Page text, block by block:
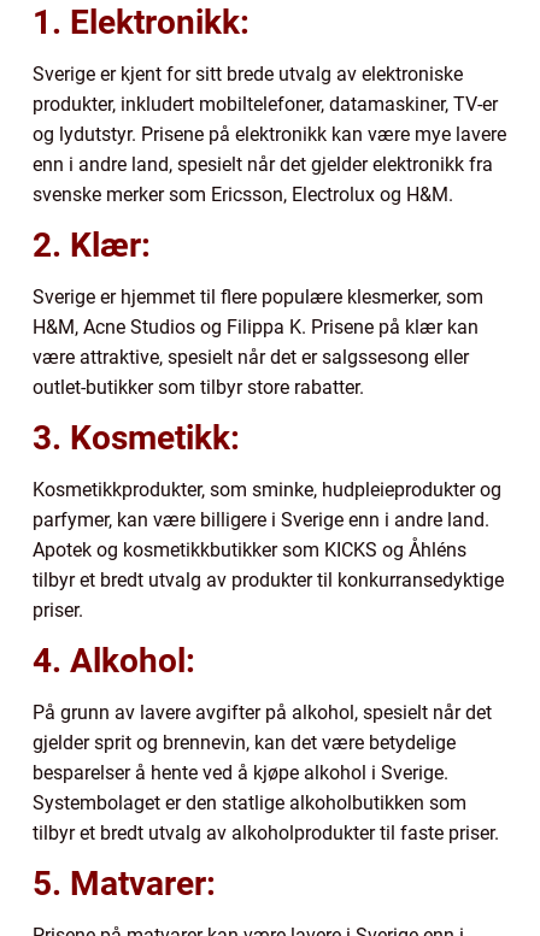
1. Elektronikk:
Sverige er kjent for sitt brede utvalg av elektroniske
produkter, inkludert mobiltelefoner, datamaskiner, TV-er
og lydutstyr. Prisene på elektronikk kan være mye lavere
enn i andre land, spesielt når det gjelder elektronikk fra
svenske merker som Ericsson, Electrolux og H&M.
2. Klær:
Sverige er hjemmet til flere populære klesmerker, som
H&M, Acne Studios og Filippa K. Prisene på klær kan
være attraktive, spesielt når det er salgssesong eller
outlet-butikker som tilbyr store rabatter.
3. Kosmetikk:
Kosmetikkprodukter, som sminke, hudpleieprodukter og
parfymer, kan være billigere i Sverige enn i andre land.
Apotek og kosmetikkbutikker som KICKS og Åhléns
tilbyr et bredt utvalg av produkter til konkurransedyktige
priser.
4. Alkohol:
På grunn av lavere avgifter på alkohol, spesielt når det
gjelder sprit og brennevin, kan det være betydelige
besparelser å hente ved å kjøpe alkohol i Sverige.
Systembolaget er den statlige alkoholbutikken som
tilbyr et bredt utvalg av alkoholprodukter til faste priser.
5. Matvarer: